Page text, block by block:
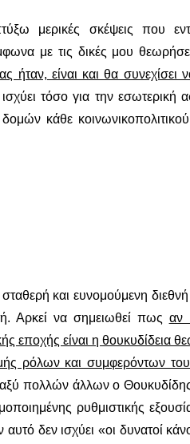
μερικές σκέψεις που
με τις δικές μου
ήταν, είναι και θα συνεχίσει
τόσο για την εσωτερική
κάθε
και ευνομούμενη
Αρκεί να σημειωθεί πως αν
εποχής είναι η θουκυδίδεια
ρόλων και συμφερόντων του
πολλών άλλων ο
ρυθμιστικής
δεν ισχύει «οι δυνατοί